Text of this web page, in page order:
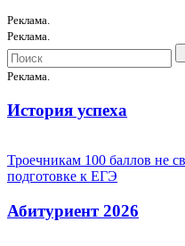
Реклама.
Реклама.
Реклама.
История успеха
Троечникам 100 баллов не
подготовке к ЕГЭ
Абитуриент 2026